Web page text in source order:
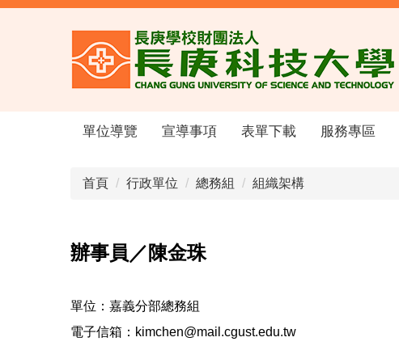
跳
單位導覽 宣導事項 表單下載 服務專區
首頁 行政單位 總務組 組織架構
辦事員／陳金珠
單位：嘉義分部總務組
電子信箱：kimchen@mail.cgust.edu.tw